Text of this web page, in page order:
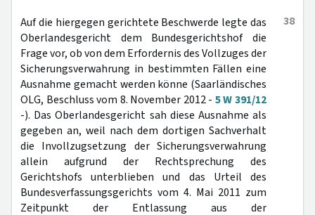
38
Auf die hiergegen gerichtete Beschwerde legte das
Oberlandesgericht dem Bundesgerichtshof die
Frage vor, ob von dem Erfordernis des Vollzuges der
Sicherungsverwahrung in bestimmten Fällen eine
Ausnahme gemacht werden könne (Saarländisches
OLG, Beschluss vom 8. November 2012 - 5 W 391/12
-). Das Oberlandesgericht sah diese Ausnahme als
gegeben an, weil nach dem dortigen Sachverhalt
die Invollzugsetzung der Sicherungsverwahrung
allein aufgrund der Rechtsprechung des
Gerichtshofs unterblieben und das Urteil des
Bundesverfassungsgerichts vom 4. Mai 2011 zum
Zeitpunkt der Entlassung aus der